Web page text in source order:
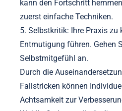
Prozess.
3. Ablenkungen:
Unterbrechungen gefüllt
Fokussierung
speziellen Raum für die
4. Auslassen grundlegender
Übersehen grundlegender
kann den Fortschritt